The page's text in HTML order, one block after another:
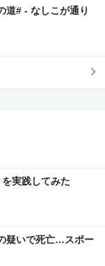
道# - なしこが通り
実践してみた
疑いで死亡…スポー